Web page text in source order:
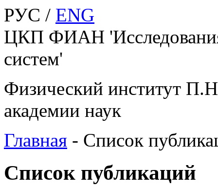
РУС / ENG
ЦКП ФИАН
систем'
Физический институт
академии наук
Главная - Список
Список публикаций